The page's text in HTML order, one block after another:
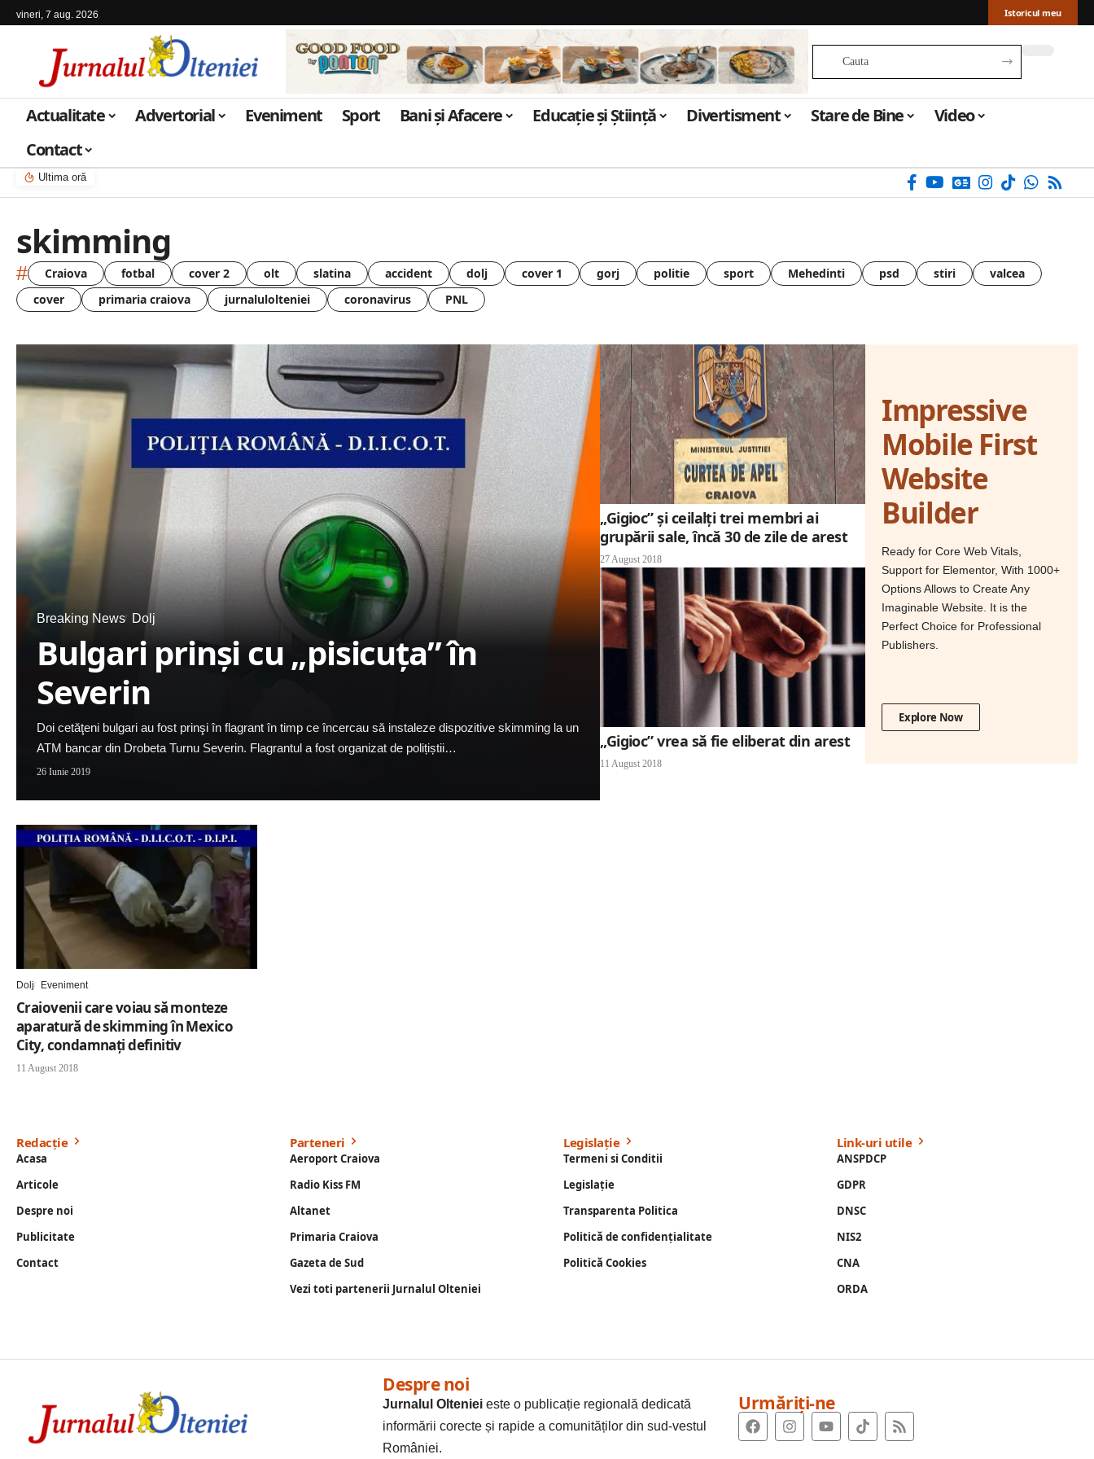
vineri, 7 aug. 2026 Istoricul meu
Actualitate Advertorial Eveniment Sport Bani și Afacere Educație și Știință Divertisment Stare de Bine
Video
Contact
Ultima oră
skimming
# Craiova fotbal cover 2 olt slatina accident dolj cover 1 gorj politie sport Mehedinti psd stiri
valcea
cover
primaria craiova jurnalulolteniei coronavirus PNL
Breaking News Dolj
Bulgari prinşi cu „pisicuţa” în
Severin
Doi cetăţeni bulgari au fost prinşi în flagrant în timp ce încercau să instaleze dispozitive skimming la un
ATM bancar din Drobeta Turnu Severin. Flagrantul a fost organizat de polițiștii…
26 Iunie 2019
„Gigioc” și ceilalți trei membri ai
grupării sale, încă 30 de zile de arest
27 August 2018
„Gigioc” vrea să fie eliberat din arest
11 August 2018
Impressive
Mobile First
Website
Builder
Ready for Core Web Vitals,
Support for Elementor, With 1000+
Options Allows to Create Any
Imaginable Website. It is the
Perfect Choice for Professional
Publishers.
Explore Now
Dolj Eveniment
Craiovenii care voiau să monteze
aparatură de skimming în Mexico
City, condamnaţi definitiv
11 August 2018
Redacție
Acasa
Articole
Despre noi
Publicitate
Contact
Parteneri
Aeroport Craiova
Radio Kiss FM
Altanet
Primaria Craiova
Gazeta de Sud
Vezi toti partenerii Jurnalul Olteniei
Legislație
Termeni si Conditii
Legislație
Transparenta Politica
Politică de confidențialitate
Politică Cookies
Link-uri utile
ANSPDCP
GDPR
DNSC
NIS2
CNA
ORDA
Despre noi
Jurnalul Olteniei este o publicație regională dedicată
informării corecte și rapide a comunităților din sud-vestul
României.
Urmăriți-ne